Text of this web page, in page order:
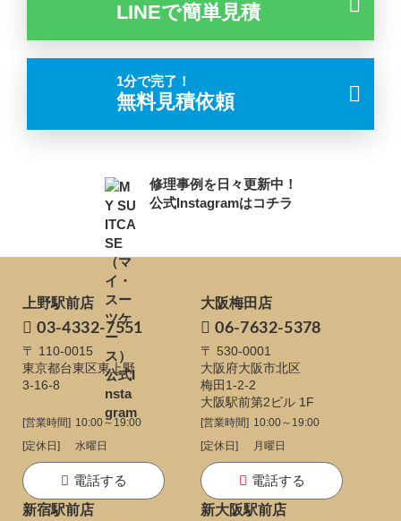
LINEで簡単見積
1分で完了！
無料見積依頼
修理事例を日々更新中！
公式Instagramはコチラ
上野駅前店
03-4332-7551
〒 110-0015
東京都台東区東上野
3-16-8
[営業時間] 10:00～19:00
[定休日]
水曜日
電話する
大阪梅田店
06-7632-5378
〒 530-0001
大阪府大阪市北区
梅田1-2-2
大阪駅前第2ビル 1F
[営業時間] 10:00～19:00
[定休日]
月曜日
電話する
新宿駅前店
新大阪駅前店